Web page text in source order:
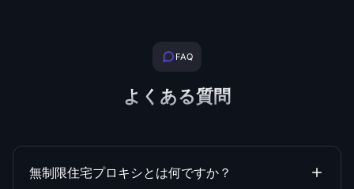
FAQ
よくある質問
無制限住宅プロキシとは何ですか？